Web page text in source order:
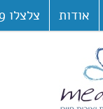
אודות צלצלו 052-7331929